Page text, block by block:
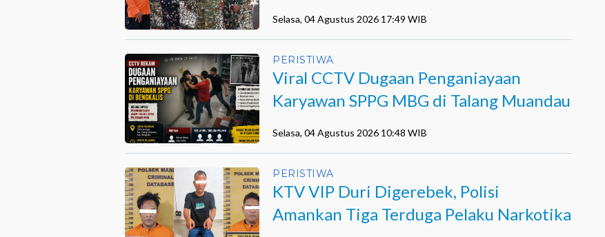
Selasa, 04 Agustus 2026 17:49 WIB
PERISTIWA
Viral CCTV Dugaan Penganiayaan
Karyawan SPPG MBG di Talang Muandau
Selasa, 04 Agustus 2026 10:48 WIB
PERISTIWA
KTV VIP Duri Digerebek, Polisi
Amankan Tiga Terduga Pelaku Narkotika